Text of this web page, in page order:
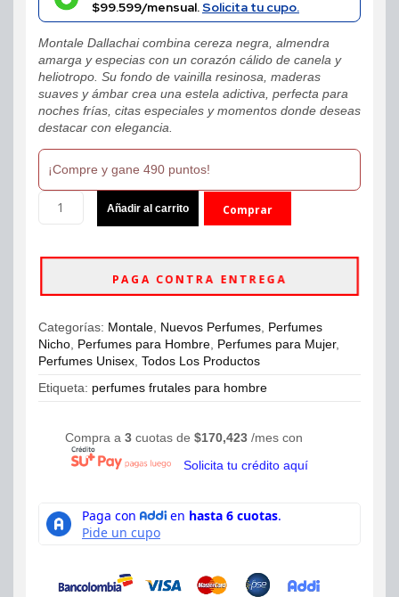
$99.599/mensual.Solicita tu cupo.
Montale Dallachai combina cereza negra, almendra
amarga y especias con un corazón cálido de canela y
heliotropo. Su fondo de vainilla resinosa, maderas
suaves y ámbar crea una estela adictiva, perfecta para
noches frías, citas especiales y momentos donde deseas
destacar con elegancia.
¡Compre y gane 490 puntos!
Dallachai
Unisex
Añadir al carrito Comprar
PAGA CONTRA ENTREGA
Categorías: Montale Nuevos Perfumes Perfumes
Nicho Perfumes para Hombre Perfumes para Mujer,
Perfumes Unisex Todos Los Productos
Etiqueta: perfumes frutales para hombre
Compra a 3 cuotas de $170,423 /mes con
Solicita tu crédito aquí